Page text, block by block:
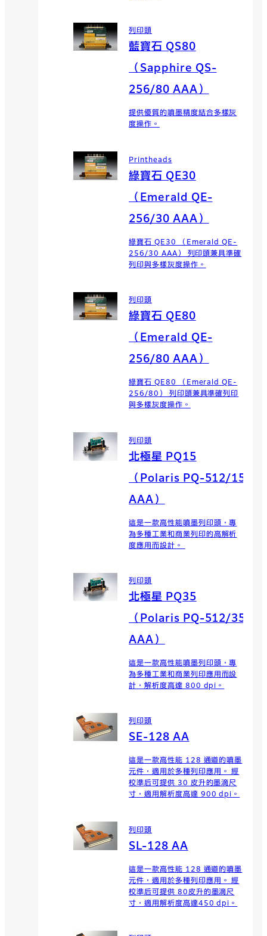
列印頭
藍寶石 QS80
（Sapphire QS-
256/80 AAA）
提供優質的噴墨精度結合多樣灰
度操作。
Printheads
綠寶石 QE30
（Emerald QE-
256/30 AAA）
綠寶石 QE30 （Emerald QE-
256/30 AAA） 列印頭兼具準確
列印與多樣灰度操作。
列印頭
綠寶石 QE80
（Emerald QE-
256/80 AAA）
綠寶石 QE80 （Emerald QE-
256/80） 列印頭兼具準確列印
與多樣灰度操作。
列印頭
北極星 PQ15
（Polaris PQ-512/15
AAA）
這是一款高性能噴墨列印頭，專
為多種工業和商業列印的高解析
度應用而設計。
列印頭
北極星 PQ35
（Polaris PQ-512/35
AAA）
這是一款高性能噴墨列印頭，專
為多種工業和商業列印應用而設
計，解析度高達 800 dpi。
列印頭
SE-128 AA
這是一款高性能 128 通道的噴墨
元件，適用於多種列印應用。 經
校準后可提供 30 皮升的墨滴尺
寸，適用解析度高達 900 dpi。
列印頭
SL-128 AA
這是一款高性能 128 通道的噴墨
元件，適用於多種列印應用。 經
校準后可提供 80皮升的墨滴尺
寸，適用解析度高達450 dpi。